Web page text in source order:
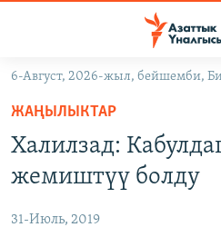
Навигацияга
өтүңүз
Издөөгө
салыңыз
ЭКОНОМИКА
БОРБОР АЗИЯ
АТАЙЫН ИЛИКТӨӨ
6-Август, 2026-жыл, бейшемби,
ЖАҢЫЛЫКТАР
Халилзад:
жемиштүү болду
31-Июль, 2019